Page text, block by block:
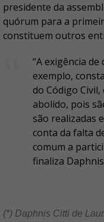
presidente da
quórum para a
constituem outros
“A exigência
exemplo,
do Código
abolido, pois
são realizadas
conta da falta
comum a
finaliza
(*) Daphnis Citti de